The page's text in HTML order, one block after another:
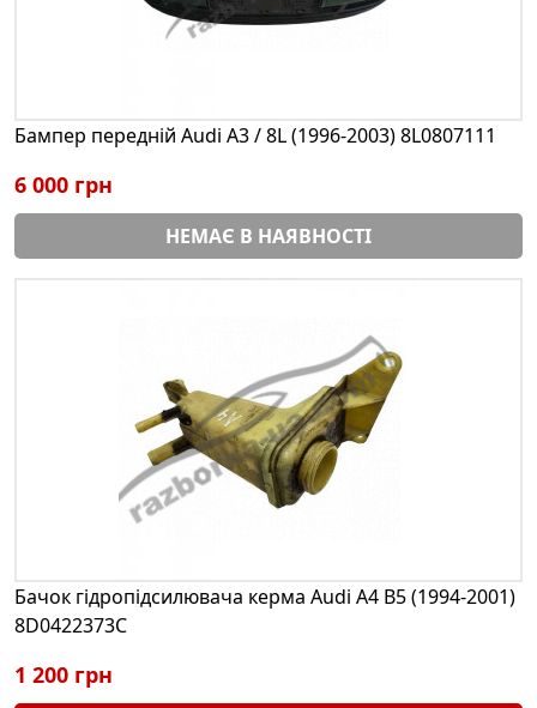
Бампер передній Audi A3 / 8L (1996-2003) 8L0807111
6 000 грн
НЕМАЄ В НАЯВНОСТІ
Бачок гідропідсилювача керма Audi A4 B5 (1994-2001)
8D0422373C
1 200 грн